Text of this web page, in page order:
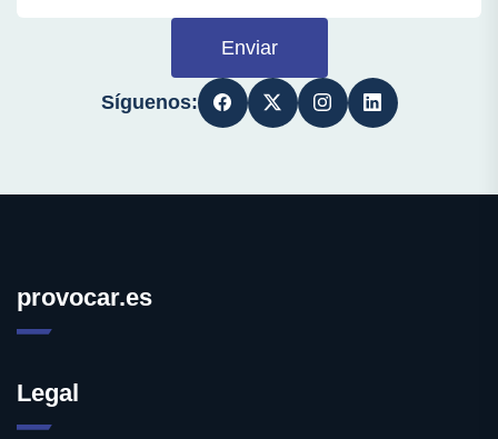
Enviar
Síguenos:
provocar.es
Legal